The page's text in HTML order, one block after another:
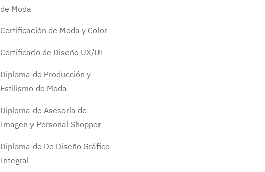
de Moda
Certificación de Moda y Color
Certificado de Diseño UX/UI
Diploma de Producción y
Estilismo de Moda
Diploma de Asesoría de
Imagen y Personal Shopper
Diploma de De Diseño Gráfico
Integral